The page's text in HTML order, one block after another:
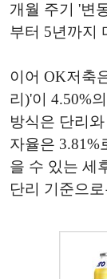
개월 주기 '변
부터 5년까지
이어 OK저축
리)'이 4.50%
방식은 단리
자율은 3.81%
을 수 있는 세
단리 기준으